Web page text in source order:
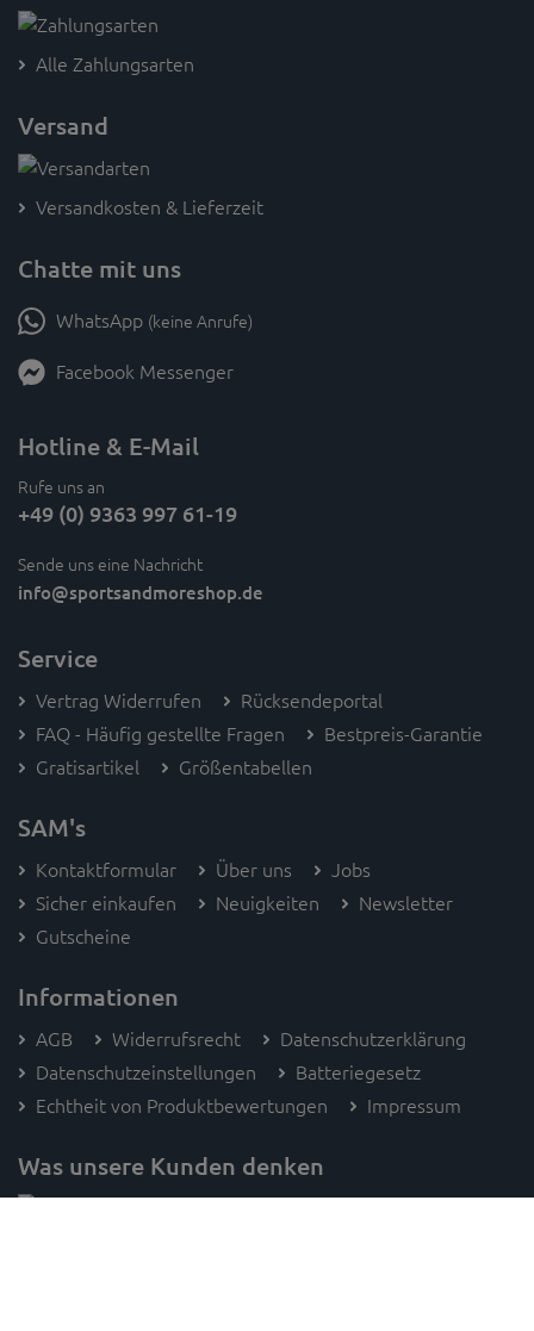
Alle Zahlungsarten
Versand
Versandkosten & Lieferzeit
Chatte mit uns
WhatsApp (keine Anrufe)
Facebook Messenger
Hotline & E-Mail
Rufe uns an
+49 (0) 9363 997 61-19
Sende uns eine Nachricht
info@sportsandmoreshop.de
Service
Vertrag Widerrufen
Rücksendeportal
FAQ - Häufig gestellte Fragen
Bestpreis-Garantie
Gratisartikel
Größentabellen
SAM's
Kontaktformular Über uns
Jobs
Sicher einkaufen
Neuigkeiten
Newsletter
Gutscheine
Informationen
AGB Widerrufsrecht
Datenschutzerklärung
Datenschutzeinstellungen
Batteriegesetz
Echtheit von Produktbewertungen
Impressum
Was unsere Kunden denken